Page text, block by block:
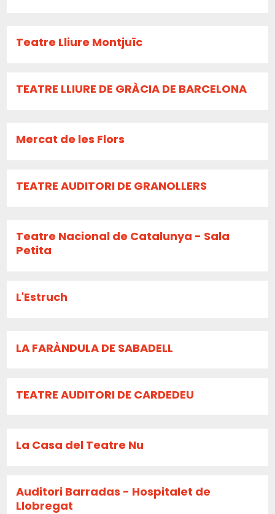
Teatre Lliure Montjuïc
TEATRE LLIURE DE GRÀCIA DE BARCELONA
Mercat de les Flors
TEATRE AUDITORI DE GRANOLLERS
Teatre Nacional de Catalunya - Sala
Petita
L'Estruch
LA FARÀNDULA DE SABADELL
TEATRE AUDITORI DE CARDEDEU
La Casa del Teatre Nu
Auditori Barradas - Hospitalet de
Llobregat